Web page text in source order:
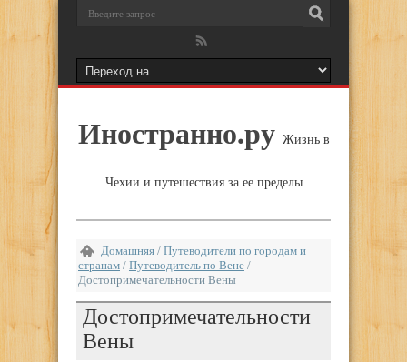
Иностранно.ру Жизнь в
Чехии и путешествия за ее пределы
Домашняя / Путеводители по городам и
странам / Путеводитель по Вене /
Достопримечательности Вены
Достопримечательности
Вены